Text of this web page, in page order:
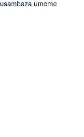
umeme